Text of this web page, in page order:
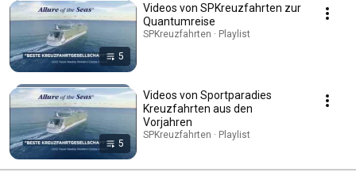
5
Videos von SPKreuzfahrten zur
Quantumreise
SPKreuzfahrten · Playlist
5
Videos von Sportparadies
Kreuzfahrten aus den
Vorjahren
SPKreuzfahrten · Playlist